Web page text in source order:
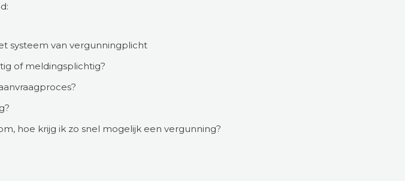
systeem van vergunningplicht
of meldingsplichtig?
hoe krijg ik zo snel mogelijk een vergunning?